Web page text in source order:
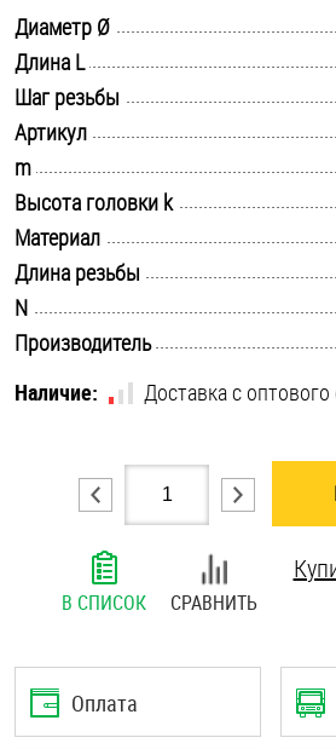
Стопорные кольца
Такелаж
Хомуты
Шайбы
Шпильки
Шплинты
Штифты и пальцы
Диаметр Ø
Длина L
Шаг резьбы
Артикул
m
Высота головки k
Материал
Длина резьбы
N
Производитель
Наличие:
Доставка с
В СПИСОК СРАВНИТЬ
Оплата